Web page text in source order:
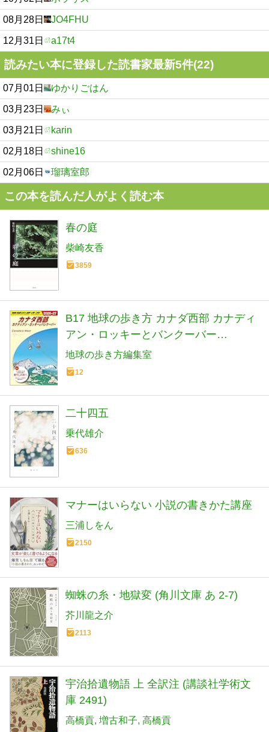
08月28日 JO4FHU
12月31日 a17t4
読みたい本に登録した読書家最新5件(22)
07月01日 ゆかりごはん
03月23日 みぃ
03月21日 karin
02月18日 shine16
02月06日 瑠璃室郎
この本を読んだ人がよく読む本
春の庭
柴崎友香
3859
B17 地球の歩き方 カナダ西部 カナディ
アン・ロッキーとバンクーバー
2026~2027 (地球の歩き方B 北米・中
米・南米)
地球の歩き方編集室
12
二十四五
乗代雄介
636
マナーはいらない 小説の書きかた講座
三浦しをん
2150
蜘蛛の糸・地獄変 (角川文庫 あ 2-7)
芥川龍之介
2113
宇治拾遺物語 上 全訳注 (講談社学術文
庫 2491)
高橋貢 増古和子 高橋貢